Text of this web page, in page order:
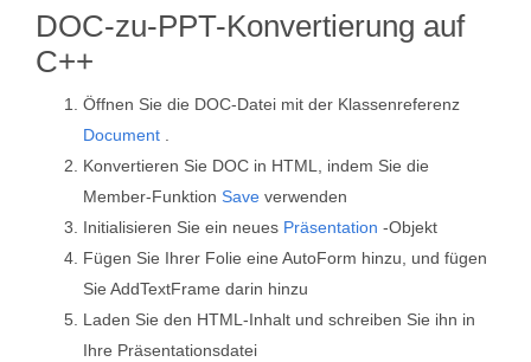
DOC-zu-PPT-Konvertierung auf
C++
Öffnen Sie die DOC-Datei mit der Klassenreferenz
Document
Konvertieren Sie DOC in HTML, indem Sie die
Member-Funktion Save verwenden
Initialisieren Sie ein neues Präsentation -Objekt
Fügen Sie Ihrer Folie eine AutoForm hinzu, und fügen
Sie AddTextFrame darin hinzu
Laden Sie den HTML-Inhalt und schreiben Sie ihn in
Ihre Präsentationsdatei